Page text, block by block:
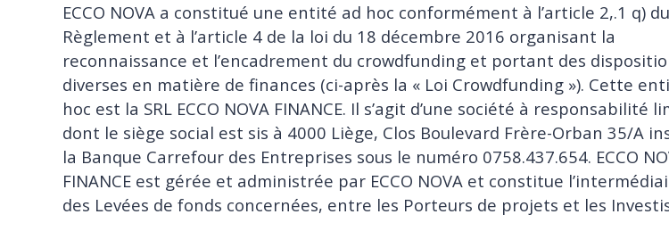
ECCO NOVA a constitué une entité ad hoc conformément à l’article 2,.1 q) du
Règlement et à l’article 4 de la loi du 18 décembre 2016 organisant la
reconnaissance et l’encadrement du crowdfunding et portant des
diverses en matière de finances (ci-après la « Loi Crowdfunding »). Cette
hoc est la SRL ECCO NOVA FINANCE. Il s’agit d’une société à responsabilité
dont le siège social est sis à 4000 Liège, Clos Boulevard Frère-Orban 35/A
la Banque Carrefour des Entreprises sous le numéro 0758.437.654. ECCO
FINANCE est gérée et administrée par ECCO NOVA et constitue
des Levées de fonds concernées, entre les Porteurs de projets et les